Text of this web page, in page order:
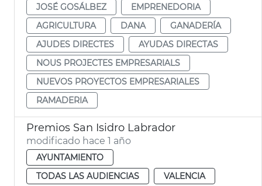
JOSÉ GOSÁLBEZ
EMPRENEDORIA
AGRICULTURA
DANA
GANADERÍA
AJUDES DIRECTES
AYUDAS DIRECTAS
NOUS PROJECTES EMPRESARIALS
NUEVOS PROYECTOS EMPRESARIALES
RAMADERIA
Premios San Isidro Labrador
modificado hace 1 año
AYUNTAMIENTO
TODAS LAS AUDIENCIAS
VALENCIA